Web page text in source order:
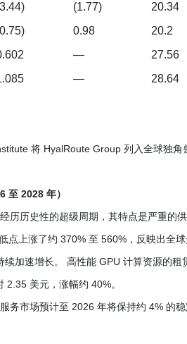
(1.77)
20.34
0.98
20.2
—
27.56
— 28.64
将 HyalRoute Group 列入全球独
至 2028 年）
历历史性的超级周期，其特点是严重的
点上涨了约 370% 至 560%，反映出全
续加速增长。 高性能 GPU 计算资源的
美元，涨幅约 40%。
务市场预计至 2026 年将保持约 4% 的